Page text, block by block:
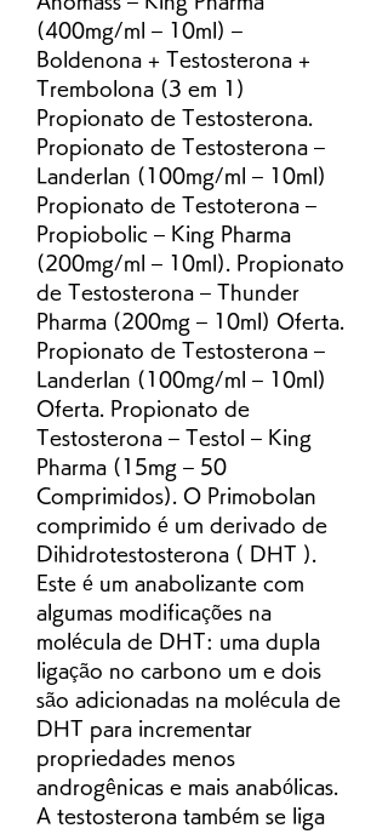
(400mg/ml – 10ml) –
Boldenona + Testosterona +
Trembolona (3 em 1)
Propionato de Testosterona.
Propionato de Testosterona –
Landerlan (100mg/ml – 10ml)
Propionato de Testoterona –
Propiobolic – King Pharma
(200mg/ml – 10ml). Propionato
de Testosterona – Thunder
Pharma (200mg – 10ml) Oferta.
Propionato de Testosterona –
Landerlan (100mg/ml – 10ml)
Oferta. Propionato de
Testosterona – Testol – King
Pharma (15mg – 50
Comprimidos). O Primobolan
comprimido é um derivado de
Dihidrotestosterona ( DHT ).
Este é um anabolizante com
algumas modificações na
molécula de DHT: uma dupla
ligação no carbono um e dois
são adicionadas na molécula de
DHT para incrementar
propriedades menos
androgênicas e mais anabólicas.
A testosterona também se liga